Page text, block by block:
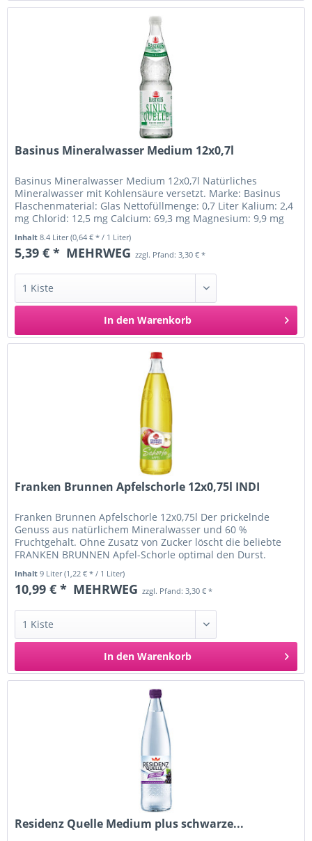
Basinus Mineralwasser Medium 12x0,7l
Basinus Mineralwasser Medium 12x0,7l Natürliches
Mineralwasser mit Kohlensäure versetzt. Marke: Basinus
Flaschenmaterial: Glas Nettofüllmenge: 0,7 Liter Kalium: 2,4
mg Chlorid: 12,5 mg Calcium: 69,3 mg Magnesium: 9,9 mg
Inhalt8.4 Liter(0,64 € * / 1 Liter)
5,39 € * MEHRWEG zzgl. Pfand: 3,30 € *
In den Warenkorb
Franken Brunnen Apfelschorle 12x0,75l INDI
Franken Brunnen Apfelschorle 12x0,75l Der prickelnde
Genuss aus natürlichem Mineralwasser und 60 %
Fruchtgehalt. Ohne Zusatz von Zucker löscht die beliebte
FRANKEN BRUNNEN Apfel-Schorle optimal den Durst.
Inhalt9 Liter(1,22 € * / 1 Liter)
10,99 € * MEHRWEG zzgl. Pfand: 3,30 € *
In den Warenkorb
Residenz Quelle Medium plus schwarze...